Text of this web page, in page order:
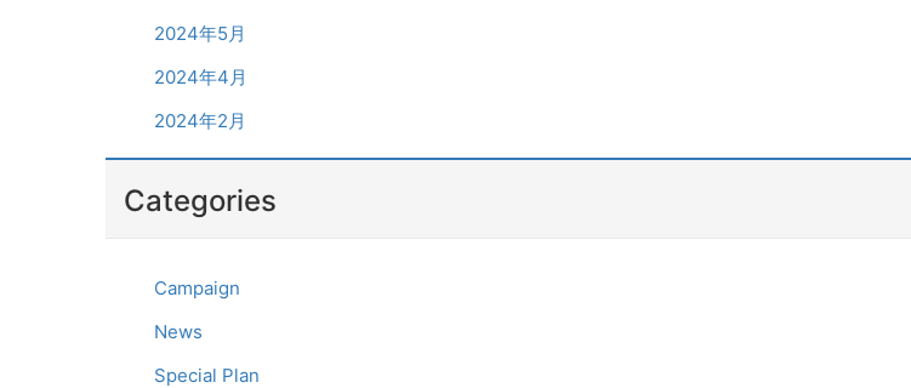
2024年5月
2024年4月
2024年2月
Categories
Campaign
News
Special Plan